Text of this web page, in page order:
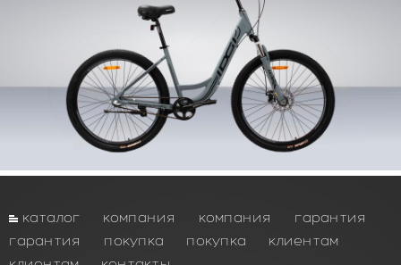
каталог компания компания
гарантия
гарантия
покупка покупка
клиентам